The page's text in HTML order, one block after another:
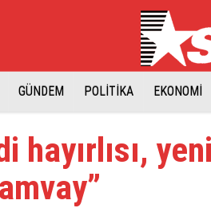
GÜNDEM POLİTİKA EKONOMİ
hayırlısı,